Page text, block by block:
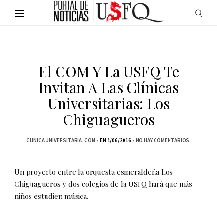
El COM Y La USFQ Te
Invitan A Las Clínicas
Universitarias: Los
Chiguagueros
CLINICA UNIVERSITARIA COM EN 4/06/2016 NO HAY COMENTARIOS.
Un proyecto entre la orquesta esmeraldeña Los
Chiguagueros y dos colegios de la USFQ hará que más
niños estudien música.